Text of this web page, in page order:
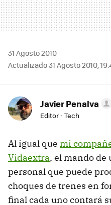
31 Agosto 2010
Actualizado 31 Agosto 2010,
Javier Penalva
Editor - Tech
Al igual que mi
Vidaextra, el mando de
personal que puede
choques de trenes en
final cada uno contará